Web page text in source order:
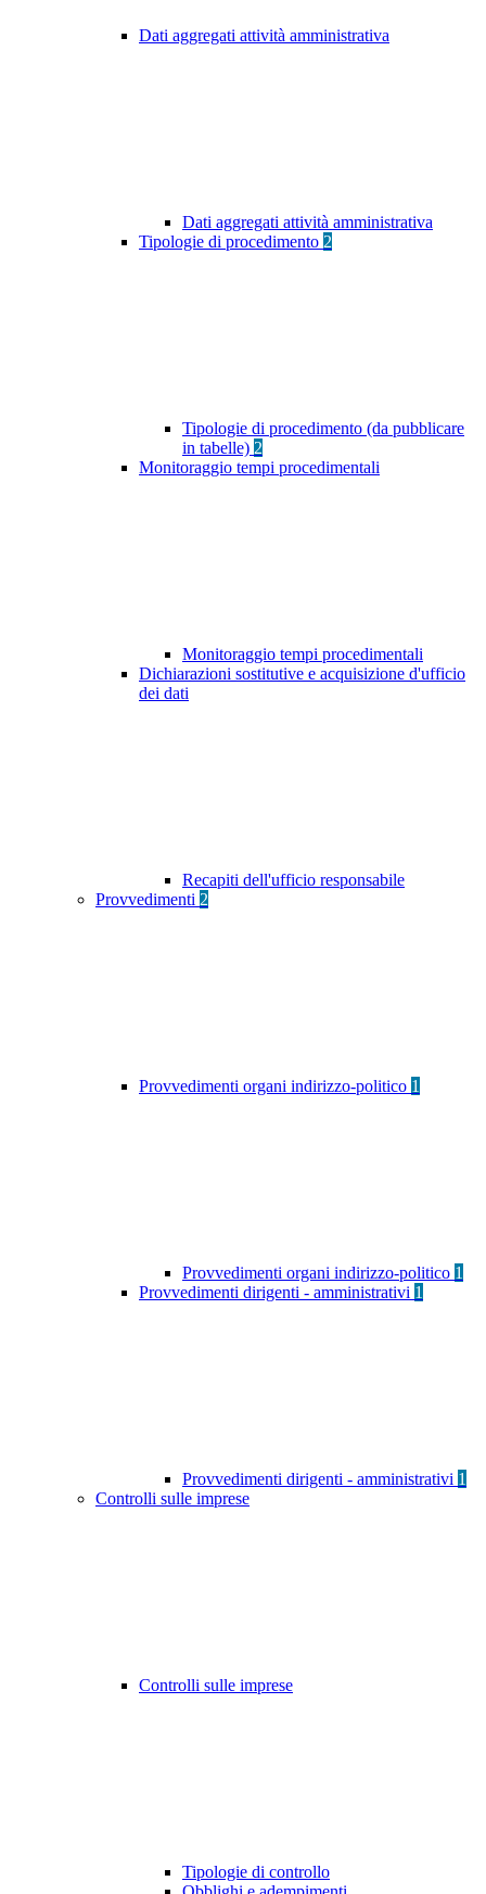
Dati aggregati attività amministrativa
Dati aggregati attività amministrativa
Tipologie di procedimento 2
Tipologie di procedimento (da pubblicare
in tabelle) 2
Monitoraggio tempi procedimentali
Monitoraggio tempi procedimentali
Dichiarazioni sostitutive e acquisizione d'ufficio
dei dati
Recapiti dell'ufficio responsabile
Provvedimenti 2
Provvedimenti organi indirizzo-politico 1
Provvedimenti organi indirizzo-politico 1
Provvedimenti dirigenti - amministrativi 1
Provvedimenti dirigenti - amministrativi 1
Controlli sulle imprese
Controlli sulle imprese
Tipologie di controllo